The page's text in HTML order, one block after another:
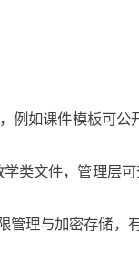
例如课件模板可公
类文件，管理层
管理与加密存储，